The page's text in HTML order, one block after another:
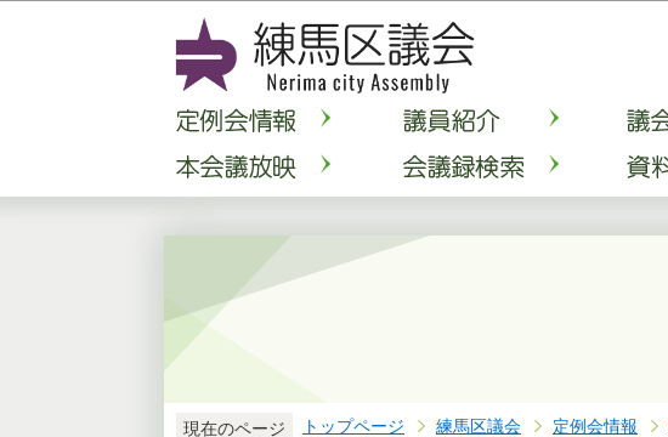
現在のページ トップページ 練馬区議会 定例会情報